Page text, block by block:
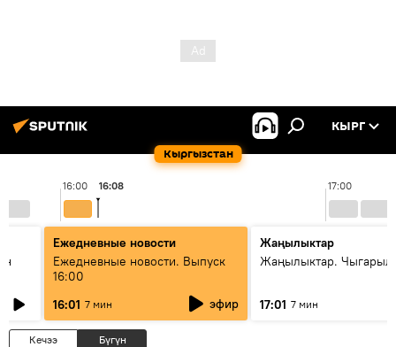
Кыргызстан
КЫРГ
16:00 17:00
16:08
Ежедневные новости
Ежедневные новости. Выпуск
16:00
16:01 7 мин эфир
Жаңылыктар
Жаңылыктар.
17:01 7 мин
Кечээ Бүгүн